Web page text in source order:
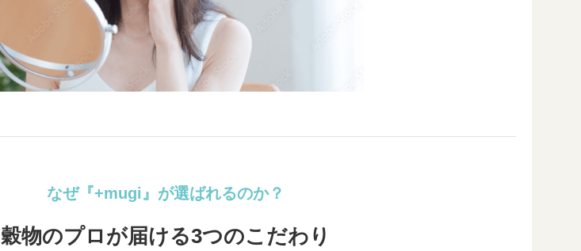
なぜ『+mugi』が選ばれるのか？
穀物のプロが届ける3つのこだわり